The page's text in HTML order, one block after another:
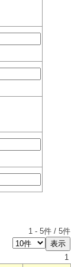
1 - 5件 / 5件
1